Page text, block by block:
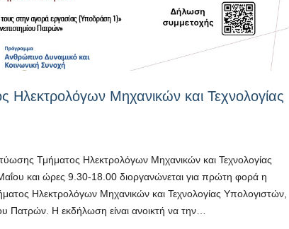
Ηλεκτρολόγων Μηχανικών και Τεχνολογίας
Τμήματος Ηλεκτρολόγων Μηχανικών και Τεχνολογίας
και ώρες 9.30-18.00 διοργανώνεται για πρώτη φορά η
Ηλεκτρολόγων Μηχανικών και Τεχνολογίας Υπολογιστών,
Πατρών. Η εκδήλωση είναι ανοικτή να την…